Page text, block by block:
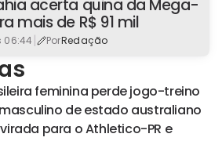
acerta quina da Mega-
mais de R$ 91 mil
06:44 | PorRedação
feminina perde jogo-treino
de estado australiano
para o Athletico-PR e